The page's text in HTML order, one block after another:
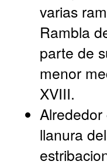
varias
Rambla
parte de
menor
XVIII.
llanura